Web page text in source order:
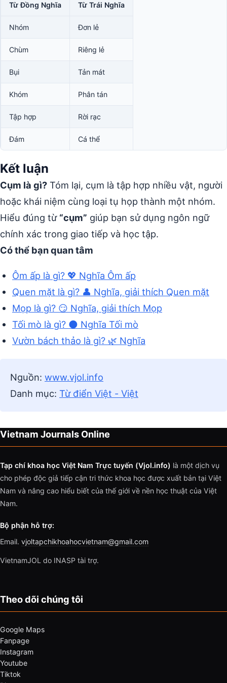
Từ Đồng Nghĩa Từ Trái Nghĩa
Nhóm Đơn lẻ
Chùm Riêng lẻ
Bụi Tản mát
Khóm Phân tán
Tập hợp Rời rạc
Đám Cá thể
Kết luận
Cụm là gì? Tóm lại, cụm là tập hợp nhiều vật, người
hoặc khái niệm cùng loại tụ họp thành một nhóm.
Hiểu đúng từ “cụm” giúp bạn sử dụng ngôn ngữ
chính xác trong giao tiếp và học tập.
Có thể bạn quan tâm
Ôm ấp là gì? 💖 Nghĩa Ôm ấp
Quen mặt là gì? 👤 Nghĩa, giải thích Quen mặt
Mọp là gì? 😏 Nghĩa, giải thích Mọp
Tối mò là gì? 🌑 Nghĩa Tối mò
Vườn bách thảo là gì? 🌿 Nghĩa
Nguồn: www.vjol.info
Danh mục: Từ điển Việt - Việt
Vietnam Journals Online
Tạp chí khoa học Việt Nam Trực tuyến (Vjol.info) là một dịch vụ
cho phép độc giả tiếp cận tri thức khoa học được xuất bản tại Việt
Nam và nâng cao hiểu biết của thế giới về nền học thuật của Việt
Nam.
Bộ phận hỗ trợ:
Email. vjoltapchikhoahocvietnam@gmail.com
VietnamJOL do INASP tài trợ.
Theo dõi chúng tôi
Google Maps
Fanpage
Instagram
Youtube
Tiktok